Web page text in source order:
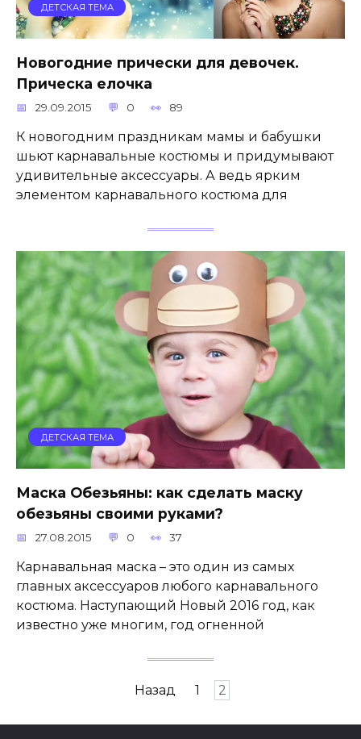
ДЕТСКАЯ ТЕМА
Новогодние прически для девочек.
Прическа елочка
29.09.2015 0 89
К новогодним праздникам мамы и бабушки
шьют карнавальные костюмы и придумывают
удивительные аксессуары. А ведь ярким
элементом карнавального костюма для
ДЕТСКАЯ ТЕМА
Маска Обезьяны: как сделать маску
обезьяны своими руками?
27.08.2015 0 37
Карнавальная маска – это один из самых
главных аксессуаров любого карнавального
костюма. Наступающий Новый 2016 год, как
известно уже многим, год огненной
Назад 1 2